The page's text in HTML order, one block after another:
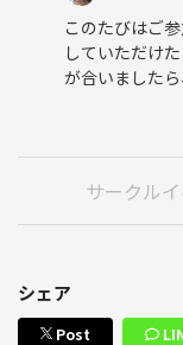
このたびはご
していただけ
が合いました
サークル
シェア
Post